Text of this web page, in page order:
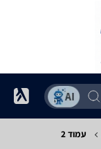
עמוד 2